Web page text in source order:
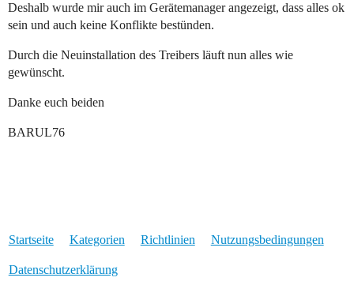
Deshalb wurde mir auch im Gerätemanager angezeigt, dass alles ok
sein und auch keine Konflikte bestünden.
Durch die Neuinstallation des Treibers läuft nun alles wie
gewünscht.
Danke euch beiden
BARUL76
Startseite Kategorien Richtlinien Nutzungsbedingungen
Datenschutzerklärung